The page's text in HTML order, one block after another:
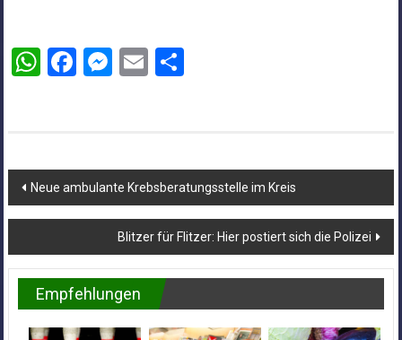
WhatsApp
Facebook
Messenger
Email
Beitragsnavigation
Neue ambulante Krebsberatungsstelle im Kreis
Blitzer für Flitzer: Hier postiert sich die Polizei
Empfehlungen